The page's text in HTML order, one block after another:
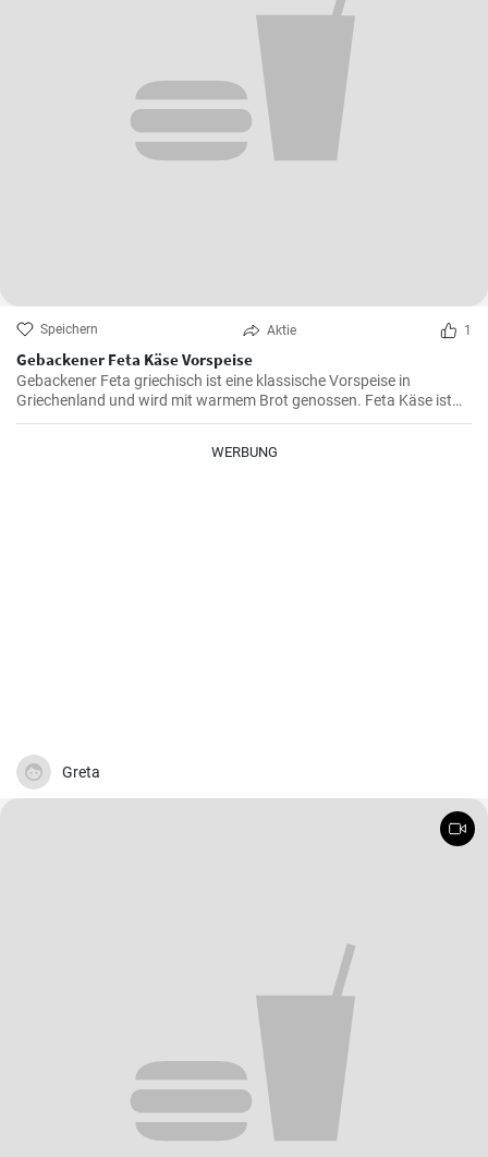
Speichern Aktie 1
Gebackener Feta Käse Vorspeise
Gebackener Feta griechisch ist eine klassische Vorspeise in
Griechenland und wird mit warmem Brot genossen. Feta Käse ist
aus Schafsmilch und schmeckt pikant aber nicht zu salzig .
WERBUNG
Greta